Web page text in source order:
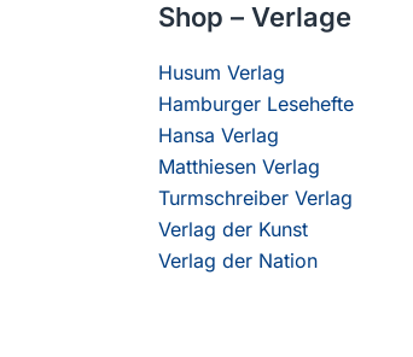
Shop – Verlage
Husum Verlag
Hamburger Lesehefte
Hansa Verlag
Matthiesen Verlag
Turmschreiber Verlag
Verlag der Kunst
Verlag der Nation